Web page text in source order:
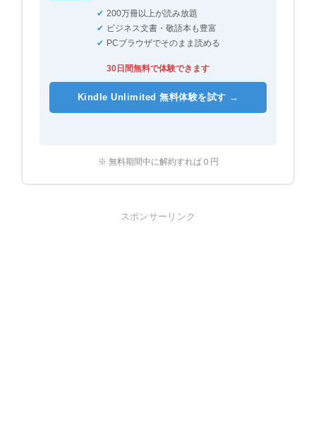
✔ 200万冊以上が読み放題
✔ ビジネス文書・敬語本も豊富
✔ PCブラウザでそのまま読める
30日間無料で体験できます
Kindle Unlimited 無料体験を試す →
※ 無料期間中に解約すれば０円
スポンサーリンク